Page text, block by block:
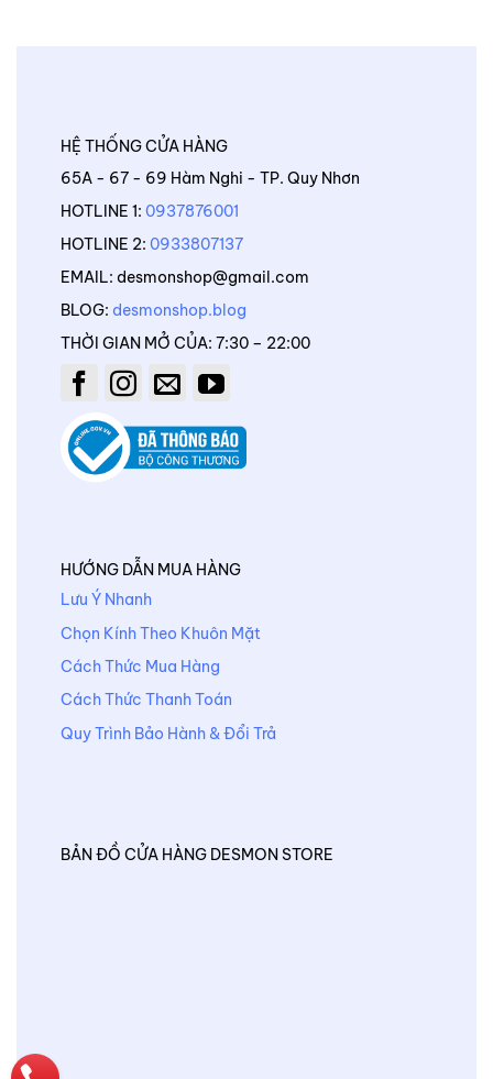
HỆ THỐNG CỬA HÀNG
65A - 67 - 69 Hàm Nghi - TP. Quy Nhơn
HOTLINE 1: 0937876001
HOTLINE 2: 0933807137
EMAIL: desmonshop@gmail.com
BLOG: desmonshop.blog
THỜI GIAN MỞ CỦA: 7:30 – 22:00
HƯỚNG DẪN MUA HÀNG
Lưu Ý Nhanh
Chọn Kính Theo Khuôn Mặt
Cách Thức Mua Hàng
Cách Thức Thanh Toán
Quy Trình Bảo Hành & Đổi Trả
BẢN ĐỒ CỬA HÀNG DESMON STORE